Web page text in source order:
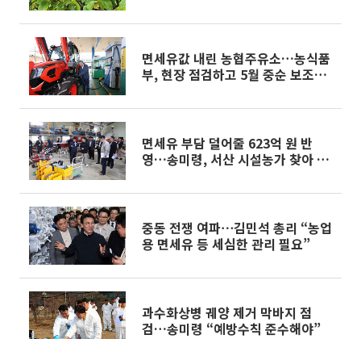
면세유값 내린 농협주유소…농식품
부, 현장 점검하고 5월 중순 보조금
면세유 부담 덜어줄 623억 원 반
영…송미령, 서산 시설농가 찾아 추
중동 전쟁 여파⋯김민석 총리 “농업
용 면세유 등 세심한 관리 필요”
과수화상병 궤양 제거 막바지 점
검…송미령 “예방수칙 준수해야”